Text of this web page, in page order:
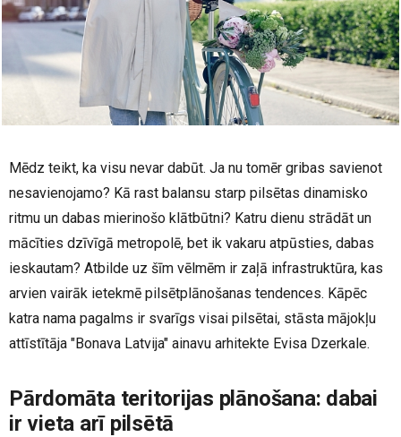
Mēdz teikt, ka visu nevar dabūt. Ja nu tomēr gribas savienot
nesavienojamo? Kā rast balansu starp pilsētas dinamisko
ritmu un dabas mierinošo klātbūtni? Katru dienu strādāt un
mācīties dzīvīgā metropolē, bet ik vakaru atpūsties, dabas
ieskautam? Atbilde uz šīm vēlmēm ir zaļā infrastruktūra, kas
arvien vairāk ietekmē pilsētplānošanas tendences. Kāpēc
katra nama pagalms ir svarīgs visai pilsētai, stāsta mājokļu
attīstītāja "Bonava Latvija" ainavu arhitekte Evisa Dzerkale.
Pārdomāta teritorijas plānošana: dabai
ir vieta arī pilsētā